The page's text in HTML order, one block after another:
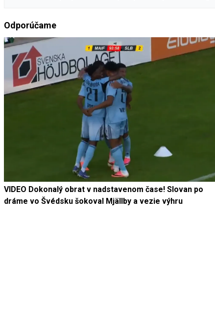
Odporúčame
VIDEO Dokonalý obrat v nadstavenom čase! Slovan po
dráme vo Švédsku šokoval Mjällby a vezie výhru